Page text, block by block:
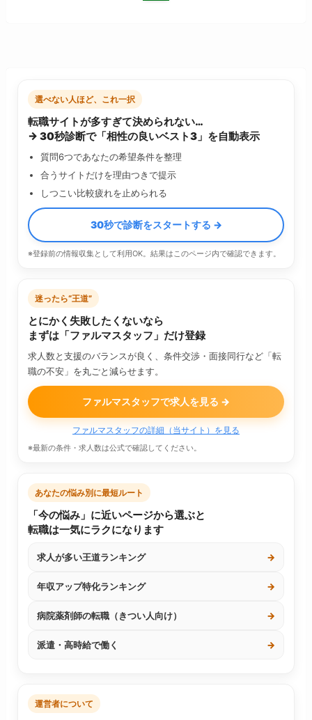
選べない人ほど、これ一択
転職サイトが多すぎて決められない…
→ 30秒診断で「相性の良いベスト3」を自動表示
質問6つであなたの希望条件を整理
合うサイトだけを理由つきで提示
しつこい比較疲れを止められる
30秒で診断をスタートする →
※登録前の情報収集として利用OK。結果はこのページ内で確認できます。
迷ったら“王道”
とにかく失敗したくないなら
まずは「ファルマスタッフ」だけ登録
求人数と支援のバランスが良く、条件交渉・面接同行など「転
職の不安」を丸ごと減らせます。
ファルマスタッフで求人を見る →
ファルマスタッフの詳細（当サイト）を見る
※最新の条件・求人数は公式で確認してください。
あなたの悩み別に最短ルート
「今の悩み」に近いページから選ぶと
転職は一気にラクになります
求人が多い王道ランキング →
年収アップ特化ランキング →
病院薬剤師の転職（きつい人向け） →
派遣・高時給で働く →
運営者について